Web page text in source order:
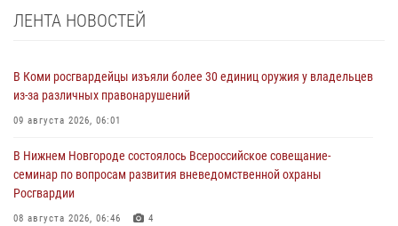
ЛЕНТА НОВОСТЕЙ
В Коми росгвардейцы изъяли более 30 единиц оружия у владельцев
из-за различных правонарушений
09 августа 2026, 06:01
В Нижнем Новгороде состоялось Всероссийское совещание-
семинар по вопросам развития вневедомственной охраны
Росгвардии
08 августа 2026, 06:46 4